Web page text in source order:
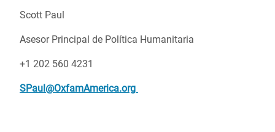
Scott Paul
Asesor Principal de Política Humanitaria
+1 202 560 4231
SPaul@OxfamAmerica.org